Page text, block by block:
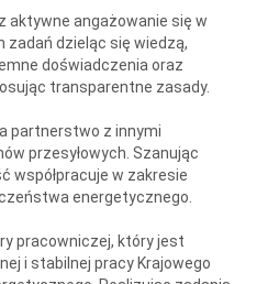
aktywne angażowanie się w
zadań dzieląc się wiedzą,
doświadczenia oraz
transparentne zasady.
partnerstwo z innymi
przesyłowych. Szanując
współpracuje w zakresie
energetycznego.
pracowniczej, który jest
i stabilnej pracy Krajowego